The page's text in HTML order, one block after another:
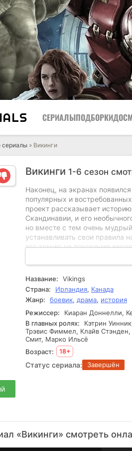
СЕРИАЛЫПОДБОРКИ
» Викинги
Викинги 1-6 сезон
Наконец, на экранах
популярных и
проект рассказывает
Скандинавии, и его
но вместе с тем очень
устанавливать свои правила
его армию на покорение
они осадили Париж и
Центральной Европы! Не
нахождение на море
сумели проникнуть ещё
неприятностей в разных
ещё больше интересных
восточные земли со своими
судьбой загадочного Олега,
Данила Козловский. Однако,
знаменитого сериала? Тайна
Название: Vikings
Страна:
Ирландия, Канада
Жанр:
боевик, драма, история
Режиссер:
Киаран Доннелли,
В главных ролях:
Кэтрин
Трэвис Фиммел, Клайв
Смит, Марко Ильсё
Возраст:
18+
Статус сериала: Завершён
«Викинги» смотреть